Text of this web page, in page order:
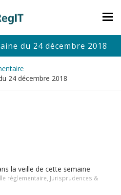
du 24 décembre 2018
24 décembre 2018
la veille de cette semaine
réglementaire Jurisprudences &